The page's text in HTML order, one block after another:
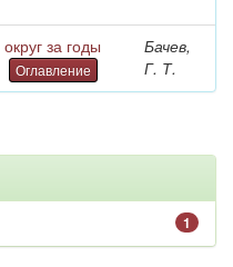
за годы
Оглавление
Бачев,
Г. Т.
1